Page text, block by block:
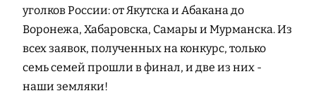
уголков России: от Якутска и Абакана до
Воронежа, Хабаровска, Самары и Мурманска. Из
всех заявок, полученных на конкурс, только
семь семей прошли в финал, и две из них -
наши земляки!